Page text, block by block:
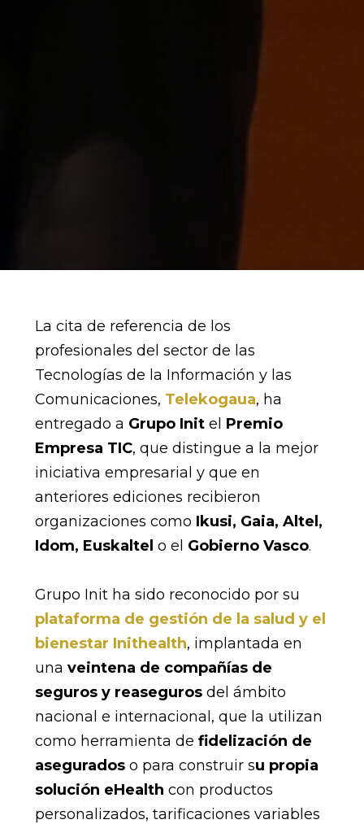
La cita de referencia de los
profesionales del sector de las
Tecnologías de la Información y las
Comunicaciones, Telekogaua, ha
entregado a Grupo Initel Premio
Empresa TIC, que distingue a la mejor
iniciativa empresarial y que en
anteriores ediciones recibieron
organizaciones como Ikusi, Gaia, Altel,
Idom, Euskaltel o el Gobierno Vasco.
Grupo Init ha sido reconocido por su
plataforma de gestión de la salud y el
bienestar Inithealth, implantada en
una veintena de compañías de
seguros y reasegurosdel ámbito
nacional e internacional, que la utilizan
como herramienta de fidelización de
aseguradoso para construir su propia
solución eHealth con productos
personalizados, tarificaciones variables